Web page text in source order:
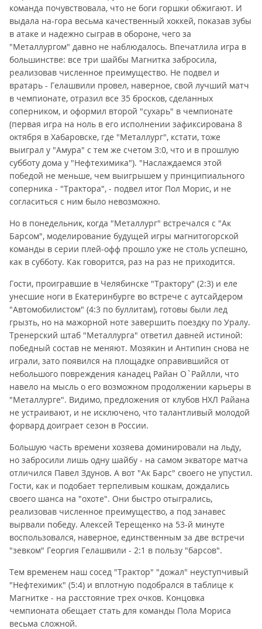
команда почувствовала, что не боги горшки обжигают. И
выдала на-гора весьма качественный хоккей, показав зубы
в атаке и надежно сыграв в обороне, чего за
"Металлургом" давно не наблюдалось. Впечатлила игра в
большинстве: все три шайбы Магнитка забросила,
реализовав численное преимущество. Не подвел и
вратарь - Гелашвили провел, наверное, свой лучший матч
в чемпионате, отразил все 35 бросков, сделанных
соперником, и оформил второй "сухарь" в чемпионате
(первая игра на ноль в его исполнении зафиксирована 8
октября в Хабаровске, где "Металлург", кстати, тоже
выиграл у "Амура" с тем же счетом 3:0, что и в прошлую
субботу дома у "Нефтехимика"). "Наслаждаемся этой
победой не меньше, чем выигрышем у принципиального
соперника - "Трактора", - подвел итог Пол Морис, и не
согласиться с ним было невозможно.
Но в понедельник, когда "Металлург" встречался с "Ак
Барсом", моделирование будущей игры магнитогорской
команды в серии плей-офф прошло уже не столь успешно,
как в субботу. Как говорится, раз на раз не приходится.
Гости, проигравшие в Челябинске "Трактору" (2:3) и еле
унесшие ноги в Екатеринбурге во встрече с аутсайдером
"Автомобилистом" (4:3 по буллитам), готовы были лед
грызть, но на мажорной ноте завершить поездку по Уралу.
Тренерский штаб "Металлурга" ответил давней истиной:
победный состав не меняют. Мозякин и Антипин снова не
играли, зато появился на площадке оправившийся от
небольшого повреждения канадец Райан О`Райлли, что
навело на мысль о его возможном продолжении карьеры в
"Металлурге". Видимо, предложения от клубов НХЛ Райана
не устраивают, и не исключено, что талантливый молодой
форвард доиграет сезон в России.
Большую часть времени хозяева доминировали на льду,
но забросили лишь одну шайбу - на самом экваторе матча
отличился Павел Здунов. А вот "Ак Барс" своего не упустил.
Гости, как и подобает терпеливым кошкам, дождались
своего шанса на "охоте". Они быстро отыгрались,
реализовав численное преимущество, а под занавес
вырвали победу. Алексей Терещенко на 53-й минуте
воспользовался, наверное, единственным за две встречи
"зевком" Георгия Гелашвили - 2:1 в пользу "барсов".
Тем временем наш сосед "Трактор" "дожал" неуступчивый
"Нефтехимик" (5:4) и вплотную подобрался в таблице к
Магнитке - на расстояние трех очков. Концовка
чемпионата обещает стать для команды Пола Мориса
весьма сложной.